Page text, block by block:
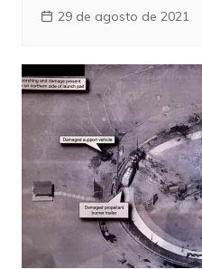
29 de agosto de 2021